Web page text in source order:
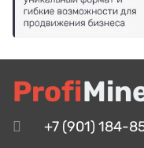
Profi
+7 (901) 184-